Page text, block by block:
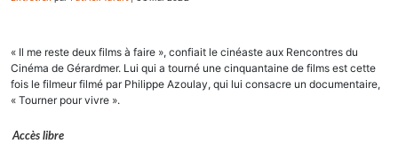
« Il me reste deux films à faire », confiait le cinéaste aux Rencontres du
Cinéma de Gérardmer. Lui qui a tourné une cinquantaine de films est cette
fois le filmeur filmé par Philippe Azoulay, qui lui consacre un documentaire,
« Tourner pour vivre ».
Accès libre